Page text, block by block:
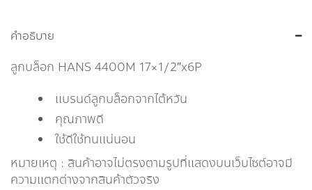
คำอธิบาย
ลูกบล็อก HANS 4400M 17×1/2″x6P
แบรนด์ลูกบล็อกจากไต้หวัน
คุณภาพดี
ใช้ดีใช้ทนแน่นอน
หมายเหตุ : สินค้าอาจไม่ตรงตามรูปที่แสดงบนเว็บไซต์อาจมี
ความแตกต่างจากสินค้าตัวจริง